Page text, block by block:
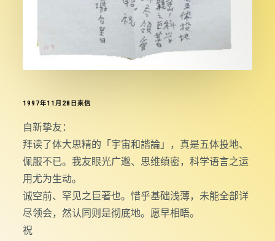
1997年11月28日來信
自新挚友：
拜读了体大思精的「宇宙和諧論」，真是五体投地、
佩服不已。我友眼光广邈、思维缜密，科学语言之运
用尤为生动。
诚空前、罕见之巨著也。惜乎基础浅薄，未能全部详
尽领会，然认同则是彻底地。愿早相晤。
祝